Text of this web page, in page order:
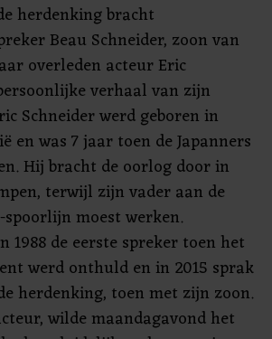
herdenking bracht
Beau Schneider, zoon van
overleden acteur Eric
verhaal van zijn
Schneider werd geboren in
en was 7 jaar toen de Japanners
Hij bracht de oorlog door in
terwijl zijn vader aan de
moest werken.
1988 de eerste spreker toen het
werd onthuld en in 2015 sprak
herdenking, toen met zijn zoon.
wilde maandagavond het